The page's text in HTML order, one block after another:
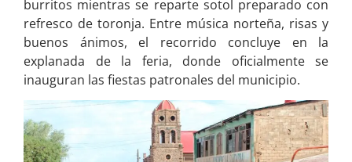
burritos mientras se reparte sotol preparado con
refresco de toronja. Entre música norteña, risas y
buenos ánimos, el recorrido concluye en la
explanada de la feria, donde oficialmente se
inauguran las fiestas patronales del municipio.